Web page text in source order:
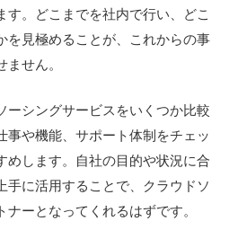
す。どこまでを社内で行い、どこ
を見極めることが、これからの事
せん。
ーシングサービスをいくつか比較
事や機能、サポート体制をチェッ
めします。自社の目的や状況に合
手に活用することで、クラウドソ
ーとなってくれるはずです。